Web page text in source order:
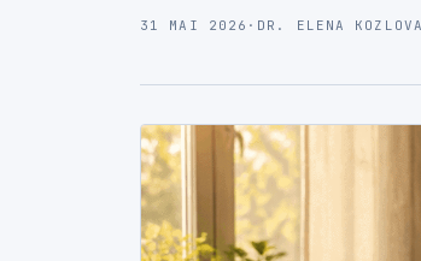
31 MAI 2026 · DR. ELENA KOZLOVA